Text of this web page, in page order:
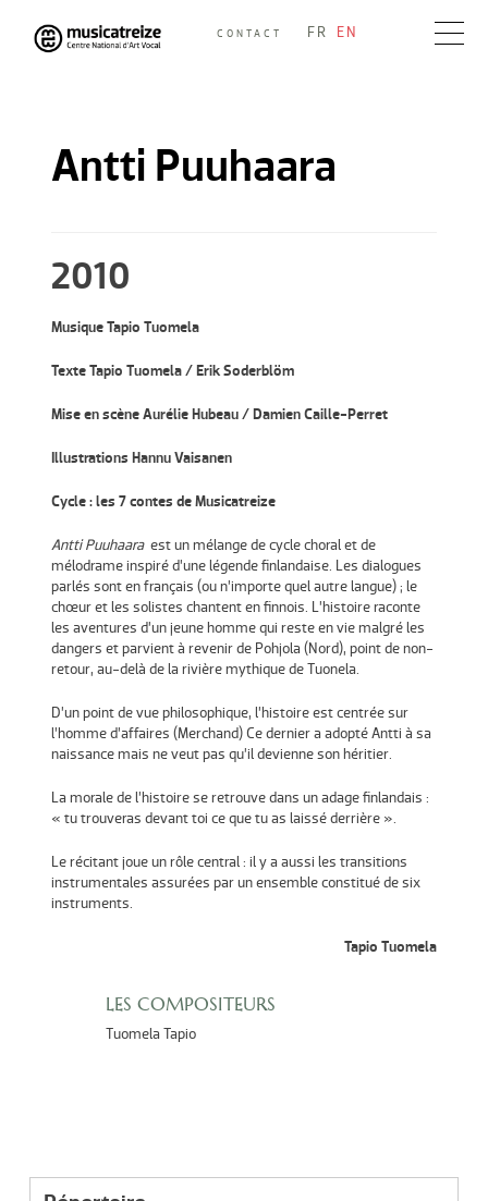
Skip
to
CONTACT FR EN
Antti Puuhaara
2010
Musique Tapio Tuomela
Texte Tapio Tuomela / Erik Soderblöm
Mise en scène Aurélie Hubeau / Damien Caille-Perret
Illustrations Hannu Vaisanen
Cycle : les 7 contes de Musicatreize
Antti Puuhaaraest un mélange de cycle choral et de
mélodrame inspiré d’une légende finlandaise. Les dialogues
parlés sont en français (ou n’importe quel autre langue) ; le
chœur et les solistes chantent en finnois. L’histoire raconte
les aventures d’un jeune homme qui reste en vie malgré les
dangers et parvient à revenir de Pohjola (Nord), point de non-
retour, au-delà de la rivière mythique de Tuonela.
D’un point de vue philosophique, l’histoire est centrée sur
l’homme d’affaires (Merchand) Ce dernier a adopté Antti à sa
naissance mais ne veut pas qu’il devienne son héritier.
La morale de l’histoire se retrouve dans un adage finlandais :
« tu trouveras devant toi ce que tu as laissé derrière ».
Le récitant joue un rôle central : il y a aussi les transitions
instrumentales assurées par un ensemble constitué de six
instruments.
Tapio Tuomela
LES COMPOSITEURS
Tuomela Tapio